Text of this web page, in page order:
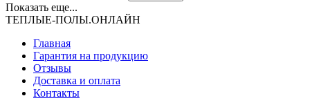
Показать еще...
ТЕПЛЫЕ-ПОЛЫ.ОНЛАЙН
Главная
Гарантия на продукцию
Отзывы
Доставка и оплата
Контакты